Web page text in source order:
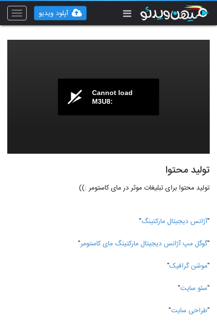
Toggle
آپلود ویدیو
Cannot load
M3U8:
تولید محتوا
تولید محتوا برای تبلیغات موثر در مای کاستومر :))
"آژانس دیجیتال مارکتینگ"
"گوگل مپ آژانس دیجیتال مارکتینگ مای کاستومر"
"موشن گرافیک"
"سئو سایت"
"طراحی سایت"